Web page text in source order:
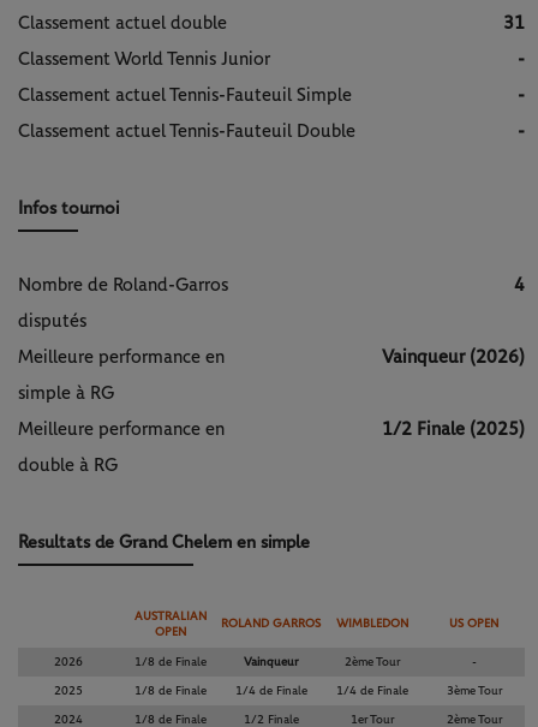
Classement actuel double
31
Classement World Tennis Junior
-
Classement actuel Tennis-Fauteuil Simple
-
Classement actuel Tennis-Fauteuil Double
-
Infos tournoi
Nombre de Roland-Garros
disputés
4
Meilleure performance en
simple à RG
Vainqueur (2026)
Meilleure performance en
double à RG
1/2 Finale (2025)
Resultats de Grand Chelem en simple
AUSTRALIAN
OPEN
ROLAND GARROS WIMBLEDON US OPEN
2026 1/8 de Finale Vainqueur 2ème Tour -
2025 1/8 de Finale 1/4 de Finale 1/4 de Finale 3ème Tour
2024 1/8 de Finale 1/2 Finale 1er Tour 2ème Tour